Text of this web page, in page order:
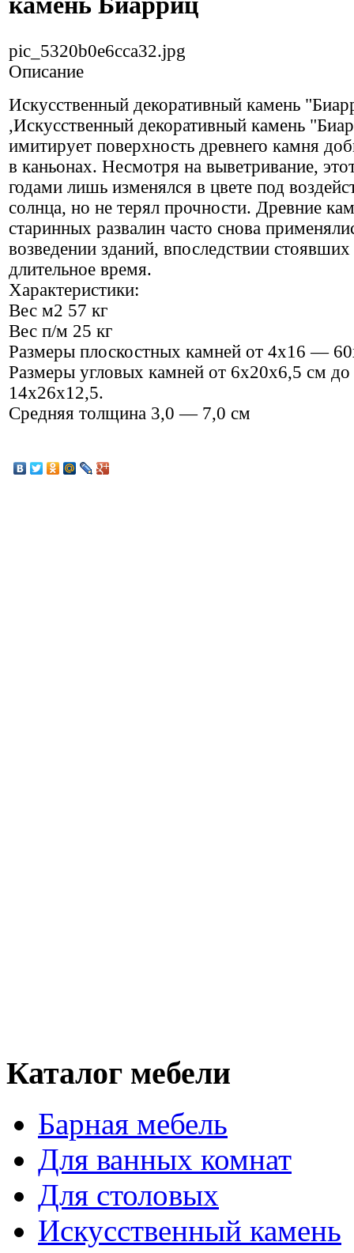
pic_5320b0e6cca32.jpg
Описание
Искусственный декоративный камень
,Искусственный декоративный камень
имитирует поверхность древнего камня
в каньонах. Несмотря на выветривание,
годами лишь изменялся в цвете под
солнца, но не терял прочности. Древние
старинных развалин часто снова
возведении зданий, впоследствии
длительное время.
Характеристики:
Вес м2 57 кг
Вес п/м 25 кг
Размеры плоскостных камней от 4х16 —
Размеры угловых камней от 6х20х6,5 см до
14х26х12,5.
Средняя толщина 3,0 — 7,0 см
Каталог мебели
Барная мебель
Для ванных комнат
Для столовых
Искусственный камень